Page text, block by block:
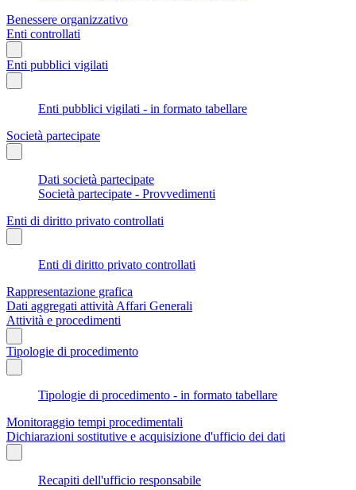
Benessere organizzativo
Enti controllati
Enti pubblici vigilati
Enti pubblici vigilati - in formato tabellare
Società partecipate
Dati società partecipate
Società partecipate - Provvedimenti
Enti di diritto privato controllati
Enti di diritto privato controllati
Rappresentazione grafica
Dati aggregati attività Affari Generali
Attività e procedimenti
Tipologie di procedimento
Tipologie di procedimento - in formato tabellare
Monitoraggio tempi procedimentali
Dichiarazioni sostitutive e acquisizione d'ufficio dei dati
Recapiti dell'ufficio responsabile